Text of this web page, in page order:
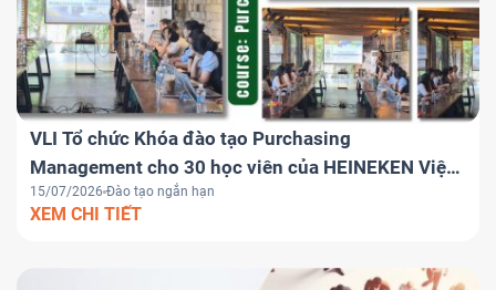
VLI Tổ chức Khóa đào tạo Purchasing
Management cho 30 học viên của HEINEKEN Việt
Nam
15/07/2026 Đào tạo ngắn hạn
XEM CHI TIẾT